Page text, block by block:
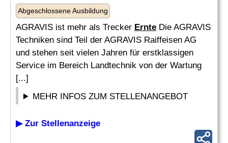
Abgeschlossene Ausbildung
AGRAVIS ist mehr als Trecker Ernte Die AGRAVIS
Techniken sind Teil der AGRAVIS Raiffeisen AG
und stehen seit vielen Jahren für erstklassigen
Service im Bereich Landtechnik von der Wartung
[...]
MEHR INFOS ZUM STELLENANGEBOT
▶ Zur Stellenanzeige